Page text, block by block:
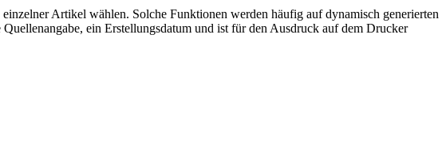
Artikel wählen. Solche Funktionen werden häufig auf dynamisch generierten
ein Erstellungsdatum und ist für den Ausdruck auf dem Drucker